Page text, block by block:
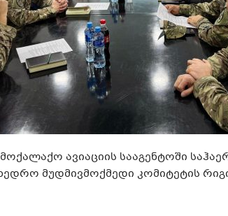
ავიაციის სააგენტოში
მუდმივმოქმედი კომიტეტის